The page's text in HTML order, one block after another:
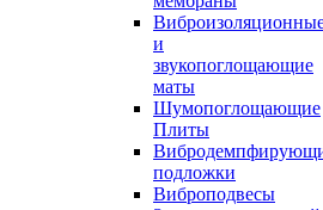
и
звукопоглощающие
маты
Шумопоглощающие
Плиты
подложки
Виброподвесы